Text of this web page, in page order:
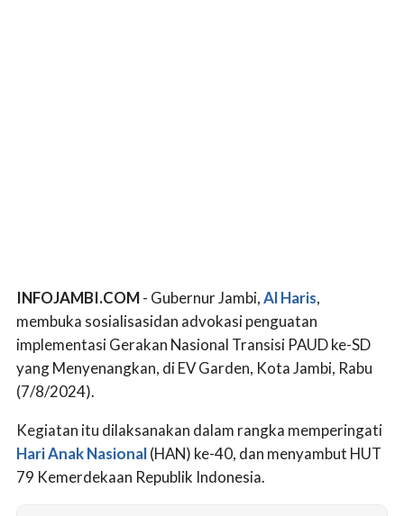
INFOJAMBI.COM- Gubernur Jambi,Al Haris,
membuka sosialisasidan advokasi penguatan
implementasi Gerakan Nasional Transisi PAUD ke-SD
yang Menyenangkan, di EV Garden, Kota Jambi, Rabu
(7/8/2024).
Kegiatan itu dilaksanakan dalam rangka memperingati
Hari Anak Nasional(HAN) ke-40, dan menyambut HUT
79 Kemerdekaan Republik Indonesia.